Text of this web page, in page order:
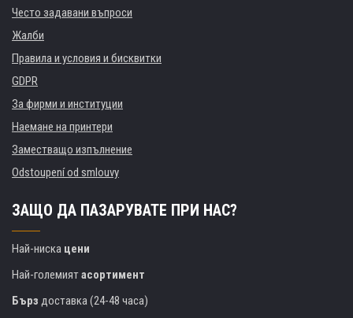
Често задавани въпроси
Жалби
Правила и условия и бисквитки
GDPR
За фирми и институции
Наемане на принтери
Заместващо изпълнение
Odstoupení od smlouvy
ЗАЩО ДА ПАЗАРУВАТЕ ПРИ НАС?
Най-ниска цени
Най-големиятасортимент
Бърз доставка (24-48 часа)